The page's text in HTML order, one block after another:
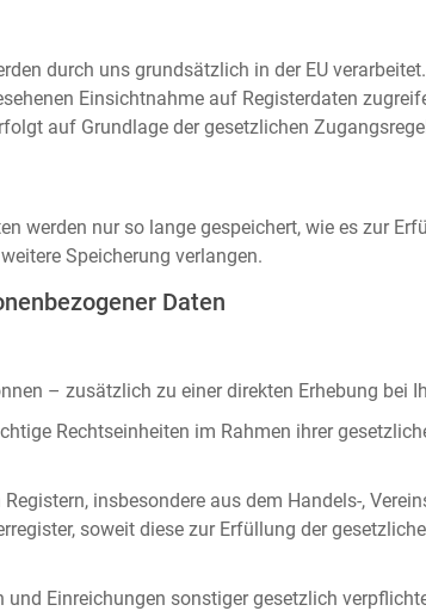
durch uns grundsätzlich in der EU
Einsichtnahme auf Registerdaten
auf Grundlage der gesetzlichen
werden nur so lange gespeichert, wie es zur
Speicherung verlangen.
Daten
– zusätzlich zu einer direkten Erhebung bei
Rechtseinheiten im Rahmen ihrer
insbesondere aus dem Handels-,
soweit diese zur Erfüllung der
Einreichungen sonstiger gesetzlich